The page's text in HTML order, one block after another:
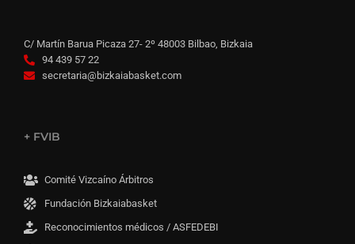
C/ Martín Barua Picaza 27- 2º 48003 Bilbao, Bizkaia
94 439 57 22
secretaria@bizkaiabasket.com
+ FVIB
Comité Vizcaíno Árbitros
Fundación Bizkaiabasket
Reconocimientos médicos / ASFEDEBI